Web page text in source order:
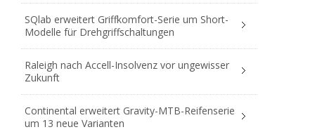
SQlab erweitert Griffkomfort-Serie um Short-
Modelle für Drehgriffschaltungen
Raleigh nach Accell-Insolvenz vor ungewisser
Zukunft
Continental erweitert Gravity-MTB-Reifenserie
um 13 neue Varianten